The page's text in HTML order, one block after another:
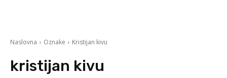
Naslovna Oznake Kristijan kivu
kristijan kivu